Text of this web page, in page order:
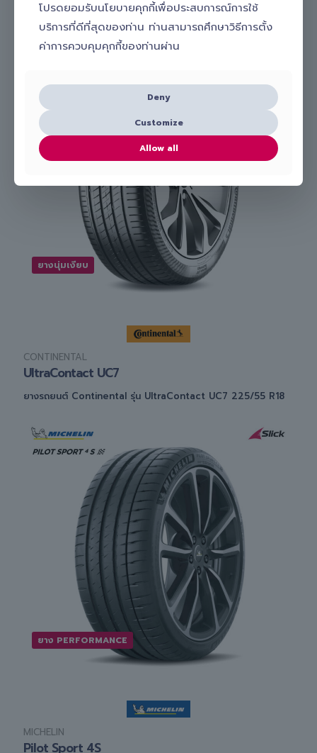
ยางที่เกี่ยวข้อง
ยางนุ่มเงียบ
CONTINENTAL
UltraContact UC7
ยางรถยนต์ Continental รุ่น UltraContact UC7 225/55 R18
ยาง PERFORMANCE
MICHELIN
Pilot Sport 4S
โปรดยอมรับนโยบายคุกกี้เพื่อประสบการณ์การใช้
บริการที่ดีที่สุดของท่าน ท่านสามารถศึกษาวิธีการตั้ง
ค่าการควบคุมคุกกี้ของท่านผ่าน
Deny
Customize
Allow all